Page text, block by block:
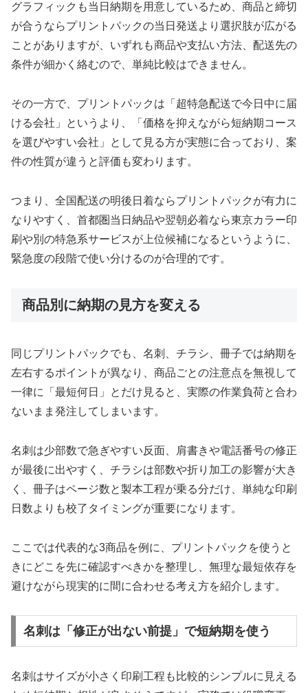
グラフィックも当日納期を用意しているため、商品と締切
が合うならプリントパックの当日発送より選択肢が広がる
ことがありますが、いずれも商品や支払い方法、配送先の
条件が細かく絡むので、単純比較はできません。
その一方で、プリントパックは「超特急配送で今日中に届
ける会社」というより、「価格を抑えながら短納期コース
を選びやすい会社」として見る方が実態に合っており、案
件の性質が違うと評価も変わります。
つまり、全国配送の明後日着ならプリントパックが有力に
なりやすく、首都圏当日納品や翌朝必着なら東京カラー印
刷や別の特急系サービスが上位候補になるというように、
緊急度の段階で使い分けるのが合理的です。
商品別に納期の見方を変える
同じプリントパックでも、名刺、チラシ、冊子では納期を
左右するポイントが異なり、商品ごとの注意点を無視して
一律に「最短何日」とだけ見ると、実際の作業負荷と合わ
ないまま発注してしまいます。
名刺は少部数で急ぎやすい反面、肩書きや電話番号の修正
が最後に出やすく、チラシは部数や折り加工の影響が大き
く、冊子はページ数と製本工程が乗る分だけ、単純な印刷
日数よりも校了タイミングが重要になります。
ここでは代表的な3商品を例に、プリントパックを使うと
きにどこを先に確認すべきかを整理し、無理な最短依存を
避けながら現実的に間に合わせる考え方を紹介します。
名刺は「修正が出ない前提」で短納期を使う
名刺はサイズが小さく印刷工程も比較的シンプルに見える